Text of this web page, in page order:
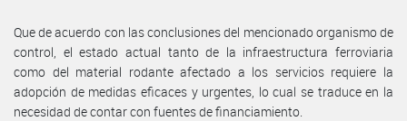
Que de acuerdo con las conclusiones del mencionado organismo de
control, el estado actual tanto de la infraestructura ferroviaria
como del material rodante afectado a los servicios requiere la
adopción de medidas eficaces y urgentes, lo cual se traduce en la
necesidad de contar con fuentes de financiamiento.